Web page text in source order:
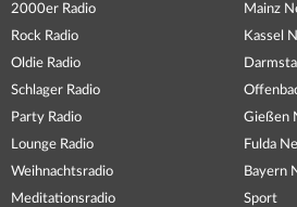
2000er Radio
Rock Radio
Oldie Radio
Schlager Radio
Party Radio
Lounge Radio
Weihnachtsradio
Meditationsradio
Mainz
Kassel
Gießen
Fulda
Bayern
Sport